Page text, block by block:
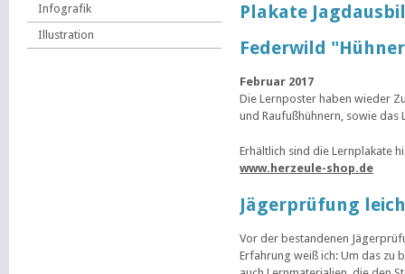
Plakate
Federwild
Februar 2017
Die Lernposter haben wieder
und Raufußhühnern, sowie das
Erhältlich sind die Lernplakate
www.herzeule-shop.de
Jägerprüfung
Vor der bestandenen
Erfahrung weiß ich: Um das zu
Infografik
Illustration